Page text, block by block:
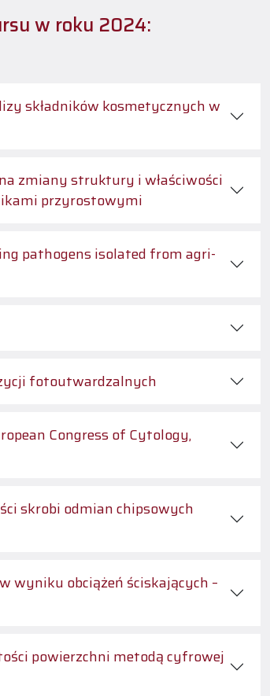
w roku 2024:
składników kosmetycznych w
zmiany struktury i właściwości
przyrostowymi
pathogens isolated from agri-
fotoutwardzalnych
Congress of Cytology,
skrobi odmian chipsowych